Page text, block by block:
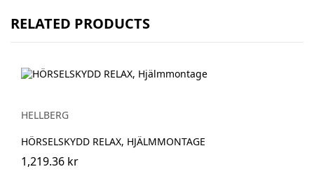
RELATED PRODUCTS
HELLBERG
HÖRSELSKYDD RELAX, HJÄLMMONTAGE
1,219.36 kr